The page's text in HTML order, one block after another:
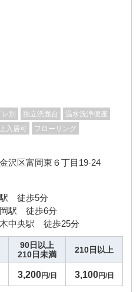
別 独立洗面台
温水洗浄便座
入居可
フローリング
沢区富岡東６丁目19-24
徒歩5分
駅 徒歩6分
中央駅 徒歩25分
90日以上
210日未満
210日以上
3,200円/日 3,100円/日